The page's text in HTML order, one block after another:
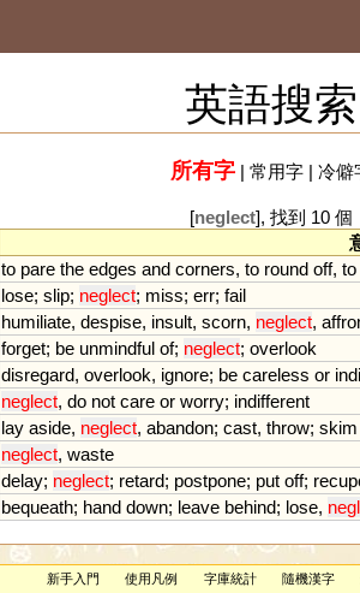
英語搜索
所有字| 常用字| 冷僻
[neglect], 找到 10 個
to pare the edges and corners, to round off, to
lose; slip; neglect; miss; err; fail
humiliate, despise, insult, scorn, neglect,
forget; be unmindful of; neglect; overlook
disregard, overlook, ignore; be careless or
neglect, do not care or worry; indifferent
lay aside, neglect, abandon; cast, throw; skim
neglect, waste
delay; neglect; retard; postpone; put off;
bequeath; hand down; leave behind; lose,
新手入門 使用凡例 字庫統計 隨機漢字